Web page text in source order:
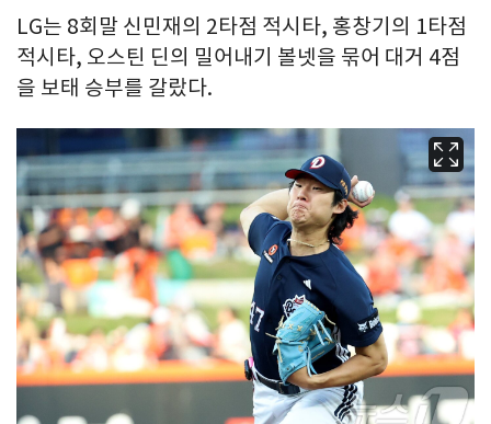
LG는 8회말 신민재의 2타점 적시타, 홍창기의 1타점
적시타, 오스틴 딘의 밀어내기 볼넷을 묶어 대거 4점
을 보태 승부를 갈랐다.